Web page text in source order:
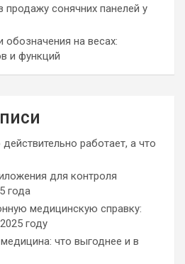
з продажу сонячних панелей у
на весах:
и функций
работает, а что
для контроля
года
медицинскую справку:
году
что выгоднее и в